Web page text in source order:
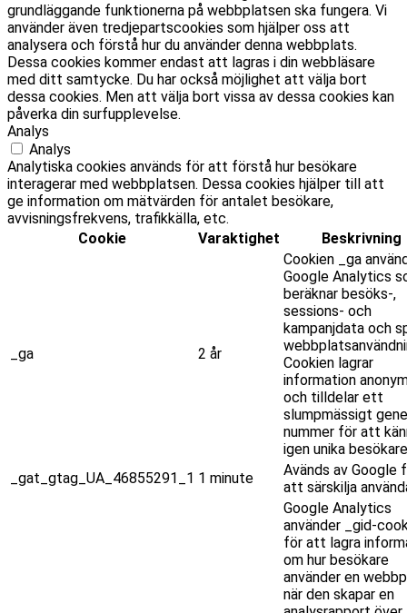
grundläggande funktionerna på webbplatsen ska fungera. Vi
använder även tredjepartscookies som hjälper oss att
analysera och förstå hur du använder denna webbplats.
Dessa cookies kommer endast att lagras i din webbläsare
med ditt samtycke. Du har också möjlighet att välja bort
dessa cookies. Men att välja bort vissa av dessa cookies kan
påverka din surfupplevelse.
Analys
Analys
Analytiska cookies används för att förstå hur besökare
interagerar med webbplatsen. Dessa cookies hjälper till att
ge information om mätvärden för antalet besökare,
avvisningsfrekvens, trafikkälla, etc.
Cookie
Varaktighet Beskrivning
_ga 2 år
Cookien _ga
Google Analytics
beräknar besöks-,
sessions- och
kampanjdata och
Cookien lagrar
information
och tilldelar ett
slumpmässigt
nummer för att
igen unika
_gat_gtag_UA_46855291_1 1 minute
Avänds av Google
att särskilja
Google Analytics
använder _gid-
för att lagra
om hur besökare
använder en
när den skapar en